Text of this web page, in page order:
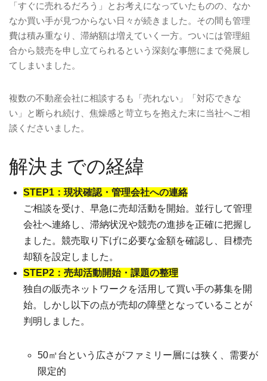
「すぐに売れるだろう」とお考えになっていたものの、なか
なか買い手が見つからない日々が続きました。その間も管理
費は積み重なり、滞納額は増えていく一方。ついには管理組
合から競売を申し立てられるという深刻な事態にまで発展し
てしまいました。
複数の不動産会社に相談するも「売れない」「対応できな
い」と断られ続け、焦燥感と苛立ちを抱えた末に当社へご相
談くださいました。
解決までの経緯
STEP1：現状確認・管理会社への連絡
ご相談を受け、早急に売却活動を開始。並行して管理
会社へ連絡し、滞納状況や競売の進捗を正確に把握し
ました。競売取り下げに必要な金額を確認し、目標売
却額を設定しました。
STEP2：売却活動開始・課題の整理
独自の販売ネットワークを活用して買い手の募集を開
始。しかし以下の点が売却の障壁となっていることが
判明しました。
50㎡台という広さがファミリー層には狭く、需要が
限定的